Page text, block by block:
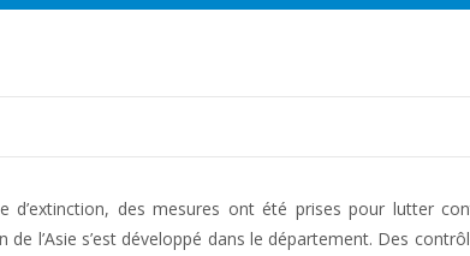
d’extinction, des mesures ont été prises pour lutter
l’Asie s’est développé dans le département. Des